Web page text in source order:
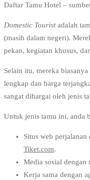
Daftar Tamu Hotel –
Domestic Touristadalah
(masih dalam negeri).
pekan, kegiatan khusus,
Selain itu, mereka
lengkap dan harga
sangat dihargai oleh jenis
Untuk jenis tamu ini, anda
Situs web perjalanan
Tiket.com.
Media sosial dengan
Kerja sama dengan